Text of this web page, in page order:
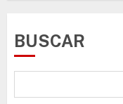
BUSCAR